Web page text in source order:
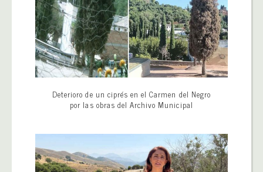
Deterioro de un ciprés en el Carmen del Negro
por las obras del Archivo Municipal